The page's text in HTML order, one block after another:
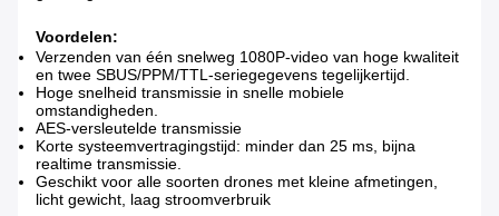
Voordelen:
Verzenden van één snelweg 1080P-video van hoge kwaliteit
en twee SBUS/PPM/TTL-seriegegevens tegelijkertijd.
Hoge snelheid transmissie in snelle mobiele
omstandigheden.
AES-versleutelde transmissie
Korte systeemvertragingstijd: minder dan 25 ms, bijna
realtime transmissie.
Geschikt voor alle soorten drones met kleine afmetingen,
licht gewicht, laag stroomverbruik